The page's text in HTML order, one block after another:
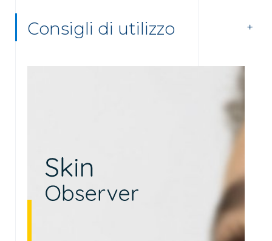
Consigli di utilizzo